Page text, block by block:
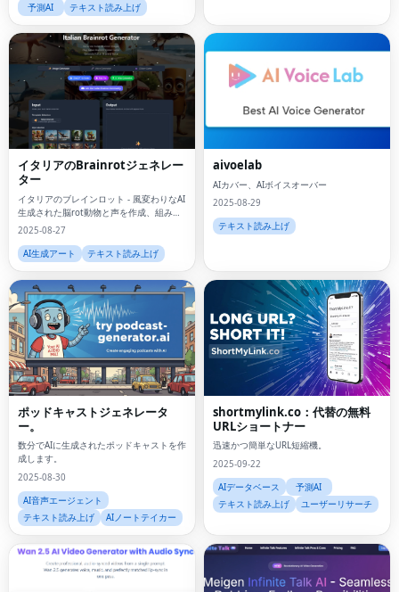
予測AI
テキスト読み上げ
イタリアのBrainrotジェネレー
ター
イタリアのブレインロット - 風変わりなAI
生成された脳rot動物と声を作成、組み合
わせ、探索する
2025-08-27
AI生成アート
テキスト読み上げ
aivoelab
AIカバー、AIボイスオーバー
2025-08-29
テキスト読み上げ
ポッドキャストジェネレータ
ー。
数分でAIに生成されたポッドキャストを作
成します。
2025-08-30
AI音声エージェント
テキスト読み上げ
AIノートテイカー
shortmylink.co：代替の無料
URLショートナー
迅速かつ簡単なURL短縮機。
2025-09-22
AIデータベース
予測AI
テキスト読み上げ
ユーザーリサーチ